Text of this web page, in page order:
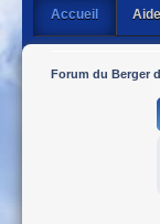
Accueil Aide
Forum du Berger